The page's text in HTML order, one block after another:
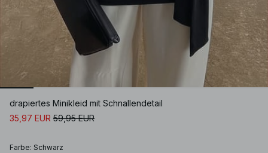
drapiertes Minikleid mit Schnallendetail
35,97 EUR 59,95 EUR
Farbe: Schwarz